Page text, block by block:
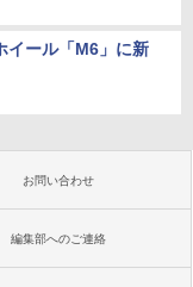
イール「M6」に新
お問い合わせ
編集部へのご連絡